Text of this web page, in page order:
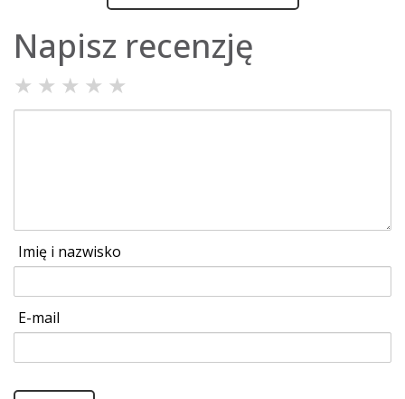
Napisz recenzję
★ ★ ★ ★ ★
Imię i nazwisko
E-mail